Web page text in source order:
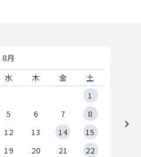
8月
水 木 金
土
1
5 6 7
8
12 13 14
15
19 20 21
22